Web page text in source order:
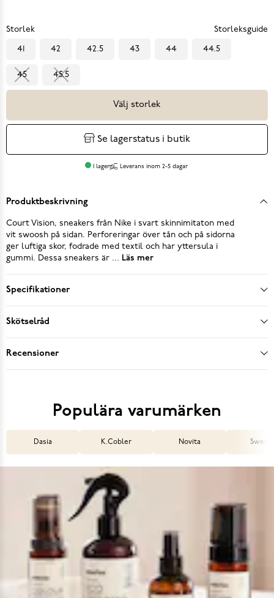
Storlek Storleksguide
41 42 42.5 43 44 44.5
45 45.5
Välj storlek
Se lagerstatus i butik
I lager Leverans inom 2-5 dagar
Produktbeskrivning
Court Vision, sneakers från Nike i svart skinnimitaton med
vit swoosh på sidan. Perforeringar över tån och på sidorna
ger luftiga skor, fodrade med textil och har yttersula i
gummi. Dessa sneakers är ... Läs mer
Specifikationer
Skötselråd
Recensioner
Populära varumärken
Dasia K.Cobler Novita